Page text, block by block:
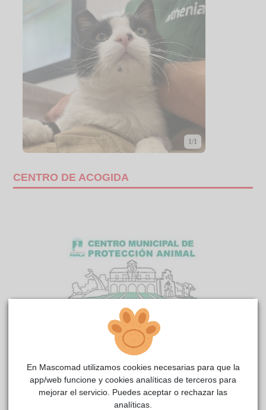
1/1
CENTRO DE ACOGIDA
reside actualmente en el centro de acogida
Parla .
COMENTARIOS
En Mascomad utilizamos cookies necesarias para que la
app/web funcione y cookies analíticas de terceros para
mejorar el servicio. Puedes aceptar o rechazar las
analíticas.